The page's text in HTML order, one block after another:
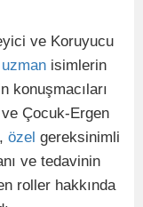
ve Koruyucu
uzman isimlerin
konuşmacıları
Çocuk-Ergen
özel gereksinimli
ve tedavinin
roller hakkında